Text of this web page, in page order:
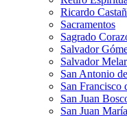
Ricardo
Sacramentos
Sagrado
Salvador
Salvador
San Antonio
San Francisco
San Juan
San Juan